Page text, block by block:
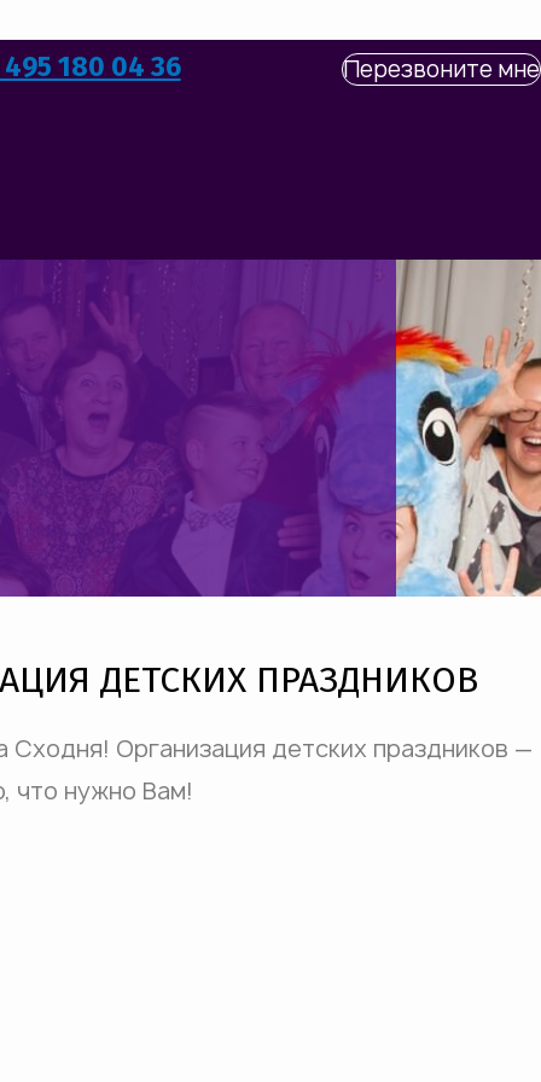
495 180 04 36 Перезвоните мне
ДЕТСКИХ ПРАЗДНИКОВ
Организация детских праздников —
что нужно Вам!